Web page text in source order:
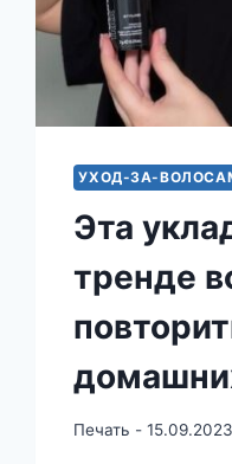
УХОД-ЗА-
Эта
тренде
Печать - 15.09.2023